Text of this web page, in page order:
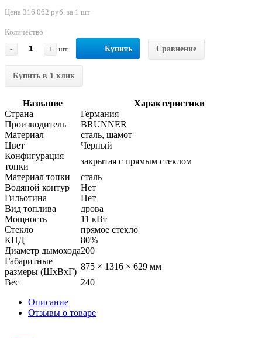
Цена 316 062 руб. за 1 шт
Количество
-
+ шт Купить Сравнение
Купить в 1 клик
Название
Характеристики
Страна
Германия
Производитель
BRUNNER
Материал
сталь, шамот
Цвет
Черный
Конфигурация
топки
закрытая с прямым стеклом
Материал топки
сталь
Водяной контур
Нет
Гильотина
Нет
Вид топлива
дрова
Мощность
11 кВт
Стекло
прямое стекло
КПД
80%
Диаметр дымохода200
Габаритные
размеры (ШхВхГ)
875 × 1316 × 629 мм
Вес
240
Описание
Отзывы о товаре